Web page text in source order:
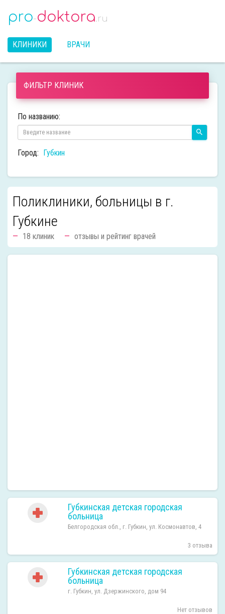
pro-doktora.ru
КЛИНИКИ ВРАЧИ
ФИЛЬТР КЛИНИК
По названию:
Город: Губкин
Поликлиники, больницы в г.
Губкине
18 клиник отзывы и рейтинг врачей
Губкинская детская городская
больница
Белгородская обл., г. Губкин, ул. Космонавтов, 4
3 отзыва
Губкинская детская городская
больница
г. Губкин, ул. Дзержинского, дом 94
Нет отзывов